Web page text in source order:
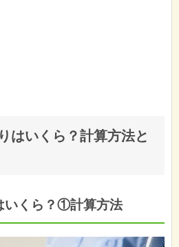
はいくら？計算方法と
いくら？①計算方法